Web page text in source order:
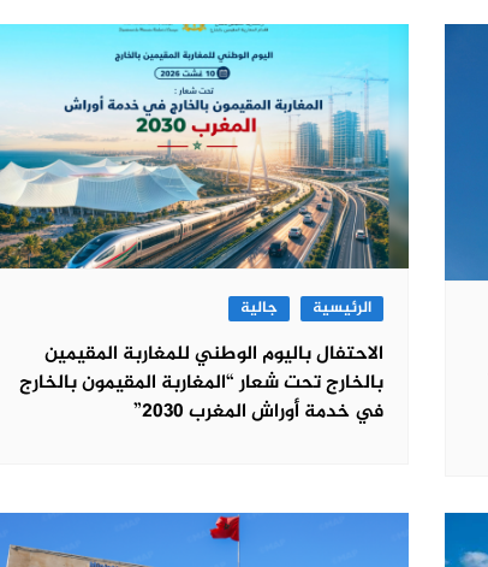
الرئيسية جالية
الاحتفال باليوم الوطني للمغاربة المقيمين
بالخارج تحت شعار “المغاربة المقيمون بالخارج
في خدمة أوراش المغرب 2030”